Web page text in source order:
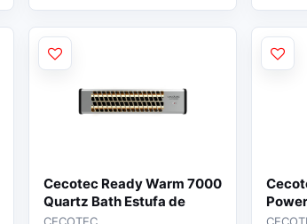
Cecotec Ready Warm 7000
Quartz Bath Estufa de
Pared - 1200W - Cobertura